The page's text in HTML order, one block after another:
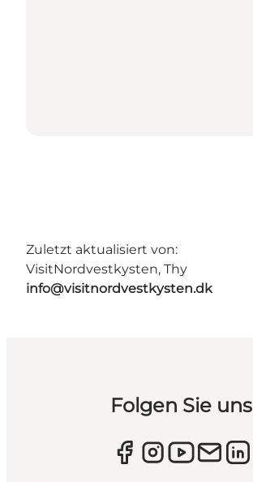
Zuletzt aktualisiert von:
VisitNordvestkysten, Thy
info@visitnordvestkysten.dk
Folgen Sie uns